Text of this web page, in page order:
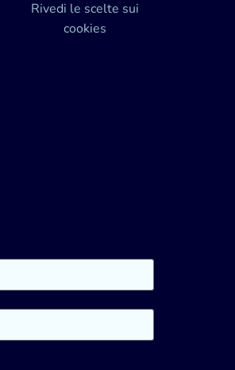
Rivedi le scelte sui
cookies